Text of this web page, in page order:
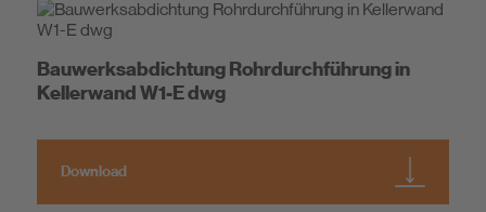
Bauwerksabdichtung Rohrdurchführung in
Kellerwand W1-E dwg
Download